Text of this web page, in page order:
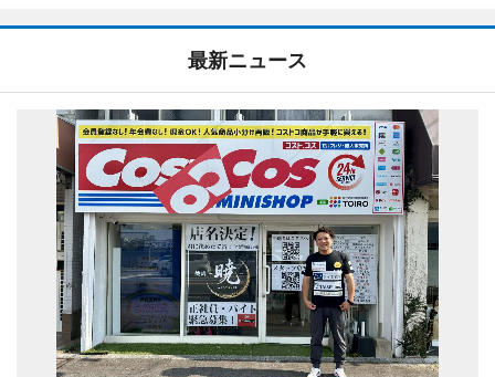
最新ニュース